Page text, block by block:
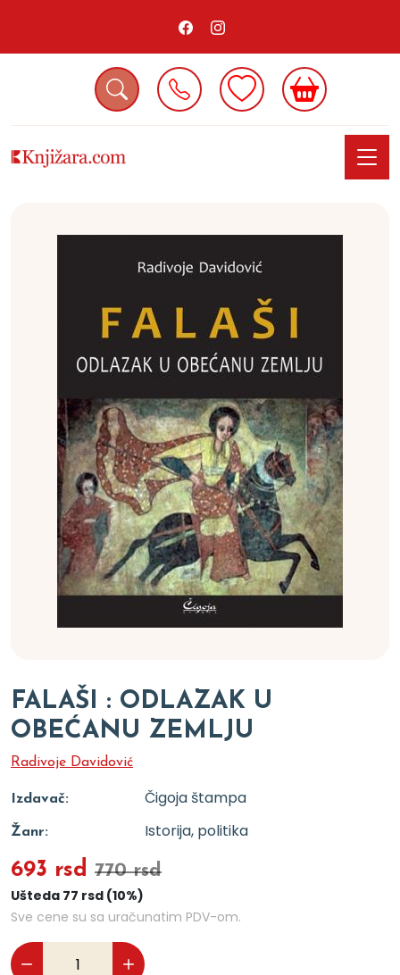
FALAŠI : ODLAZAK U
OBEĆANU ZEMLJU
Radivoje Davidović
Izdavač: Čigoja štampa
Žanr: Istorija, politika
693 rsd 770 rsd
Ušteda 77 rsd (10%)
Sve cene su sa uračunatim PDV-om.